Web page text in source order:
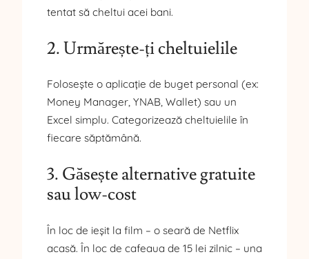
tentat să cheltui acei bani.
2. Urmărește-ți cheltuielile
Folosește o aplicație de buget personal (ex:
Money Manager, YNAB, Wallet) sau un
Excel simplu. Categorizează cheltuielile în
fiecare săptămână.
3. Găsește alternative gratuite
sau low-cost
În loc de ieșit la film – o seară de Netflix
acasă. În loc de cafeaua de 15 lei zilnic – una